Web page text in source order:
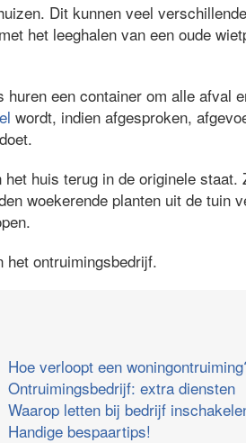
Dit kunnen veel
het leeghalen van een oude
een container om alle afval
wordt, indien afgesproken,
huis terug in de originele staat.
woekerende planten uit de tuin
het ontruimingsbedrijf.
Hoe verloopt een
Ontruimingsbedrijf: extra diensten
Waarop letten bij bedrijf
Handige bespaartips!